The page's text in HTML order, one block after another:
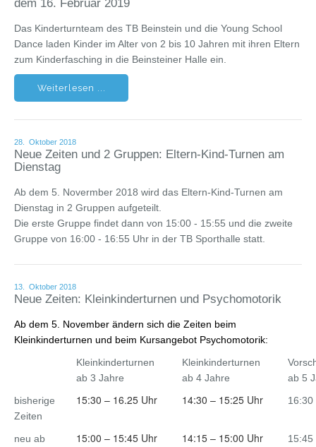
dem 16. Februar 2019
Das Kinderturnteam des TB Beinstein und die Young School
Dance laden Kinder im Alter von 2 bis 10 Jahren mit ihren Eltern
zum Kinderfasching in die Beinsteiner Halle ein.
Weiterlesen ...
28. Oktober 2018
Neue Zeiten und 2 Gruppen: Eltern-Kind-Turnen am
Dienstag
Ab dem 5. Novermber 2018 wird das Eltern-Kind-Turnen am
Dienstag in 2 Gruppen aufgeteilt.
Die erste Gruppe findet dann von 15:00 - 15:55 und die zweite
Gruppe von 16:00 - 16:55 Uhr in der TB Sporthalle statt.
13. Oktober 2018
Neue Zeiten: Kleinkinderturnen und Psychomotorik
Ab dem 5. November ändern sich die Zeiten beim
Kleinkinderturnen und beim Kursangebot Psychomotorik:
Kleinkinderturnen
ab 3 Jahre
Kleinkinderturnen
ab 4 Jahre
ab 5
bisherige
Zeiten
15:30 – 16.25 Uhr 14:30 – 15:25 Uhr 16:30
neu ab
15:00 – 15:45 Uhr 14:15 – 15:00 Uhr 15:45